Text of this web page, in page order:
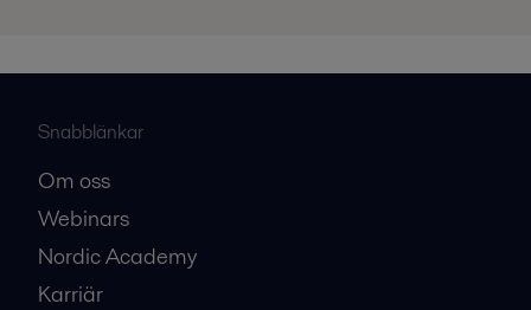
Snabblänkar
Om oss
Webinars
Nordic Academy
Karriär